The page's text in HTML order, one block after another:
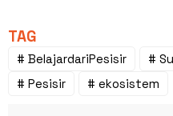
TAG
# BelajardariPesisir #
# Pesisir
# ekosistem